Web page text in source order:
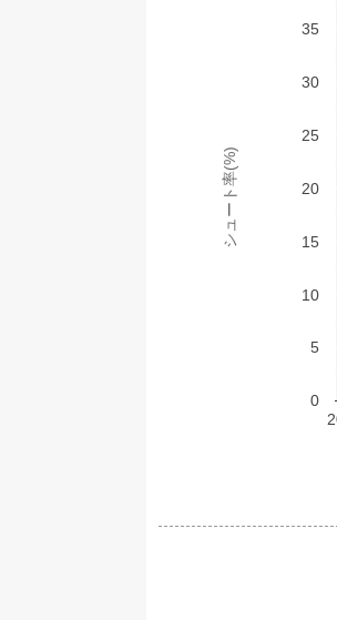
0
5
10
15
20
25
30
35
シュート率(%)